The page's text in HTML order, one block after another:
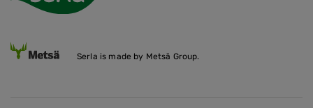
Serla is made by Metsä Group.